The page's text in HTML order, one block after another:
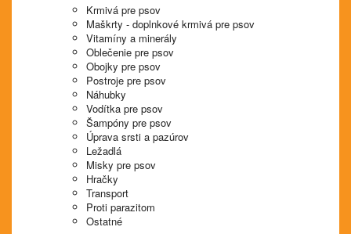
Krmivá pre psov
Maškrty - doplnkové krmivá pre psov
Vitamíny a minerály
Oblečenie pre psov
Obojky pre psov
Postroje pre psov
Náhubky
Vodítka pre psov
Šampóny pre psov
Úprava srsti a pazúrov
Ležadlá
Misky pre psov
Hračky
Transport
Proti parazitom
Ostatné